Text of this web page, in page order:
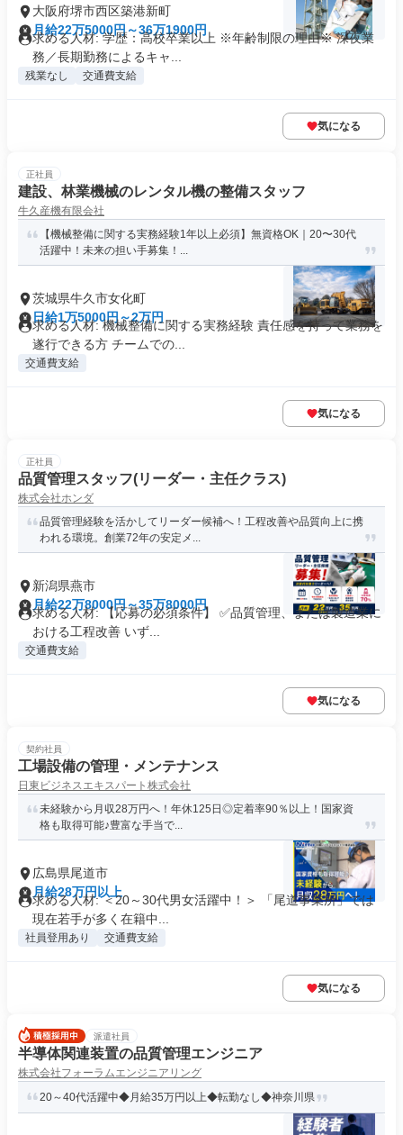
大阪府堺市西区築港新町
月給22万5000円～36万1900円
求める人材: 学歴：高校卒業以上 ※年齢制限の理由※ 深夜業
務／長期勤務によるキャ...
残業なし 交通費支給
気になる
正社員
建設、林業機械のレンタル機の整備スタッフ
牛久産機有限会社
【機械整備に関する実務経験1年以上必須】無資格OK｜20〜30代
活躍中！未来の担い手募集！...
茨城県牛久市女化町
日給1万5000円～2万円
求める人材: 機械整備に関する実務経験 責任感を持って業務を
遂行できる方 チームでの...
交通費支給
気になる
正社員
品質管理スタッフ(リーダー・主任クラス)
株式会社ホンダ
品質管理経験を活かしてリーダー候補へ！工程改善や品質向上に携
われる環境。創業72年の安定メ...
新潟県燕市
月給22万8000円～35万8000円
求める人材: 【応募の必須条件】 ✅品質管理、または製造業に
おける工程改善 いず...
交通費支給
気になる
契約社員
工場設備の管理・メンテナンス
日東ビジネスエキスパート株式会社
未経験から月収28万円へ！年休125日◎定着率90％以上！国家資
格も取得可能♪豊富な手当で...
広島県尾道市
月給28万円以上
求める人材: ＜20～30代男女活躍中！＞ 「尾道事業所」では
現在若手が多く在籍中...
社員登用あり 交通費支給
気になる
派遣社員
半導体関連装置の品質管理エンジニア
株式会社フォーラムエンジニアリング
20～40代活躍中◆月給35万円以上◆転勤なし◆神奈川県